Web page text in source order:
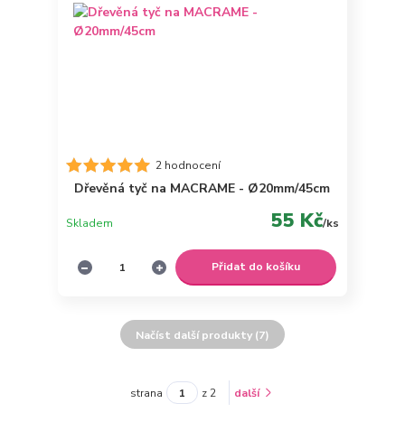
2 hodnocení
Dřevěná tyč na MACRAME - Ø20mm/45cm
55 Kč/ks
Skladem
Přidat do košíku
Načíst další produkty (7)
strana z 2 další